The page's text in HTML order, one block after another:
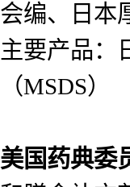
会编、日本
主要产品：
（MSDS）
美国药典委